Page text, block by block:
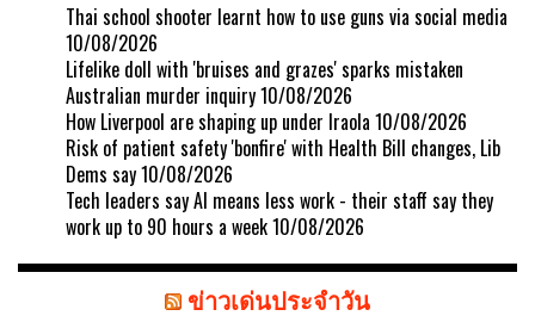
Thai school shooter learnt how to use guns via social media
10/08/2026
Lifelike doll with 'bruises and grazes' sparks mistaken
Australian murder inquiry10/08/2026
How Liverpool are shaping up under Iraola 10/08/2026
Risk of patient safety 'bonfire' with Health Bill changes, Lib
Dems say10/08/2026
Tech leaders say AI means less work - their staff say they
work up to 90 hours a week10/08/2026
ข่าวเด่นประจำวัน